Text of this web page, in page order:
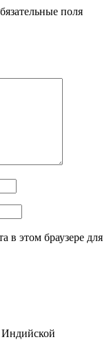
поля
в этом браузере для